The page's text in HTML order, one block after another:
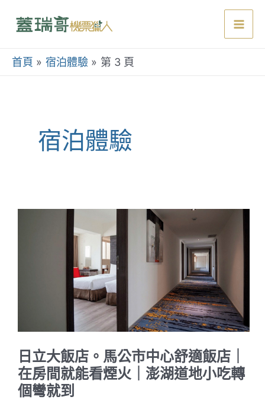
首頁 宿泊體驗 第 3 頁
宿泊體驗
日立大飯店。馬公市中心舒適飯店｜
在房間就能看煙火｜澎湖道地小吃轉
個彎就到